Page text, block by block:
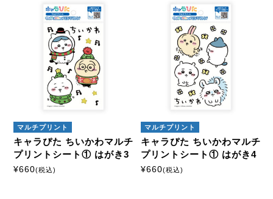
マルチプリント
キャラぴた ちいかわマルチ
プリントシート① はがき3
¥660(税込)
マルチプリント
キャラぴた ちいかわマルチ
プリントシート① はがき4
¥660(税込)